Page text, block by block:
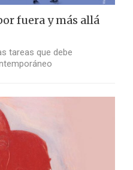
fuera y más allá
tareas que debe